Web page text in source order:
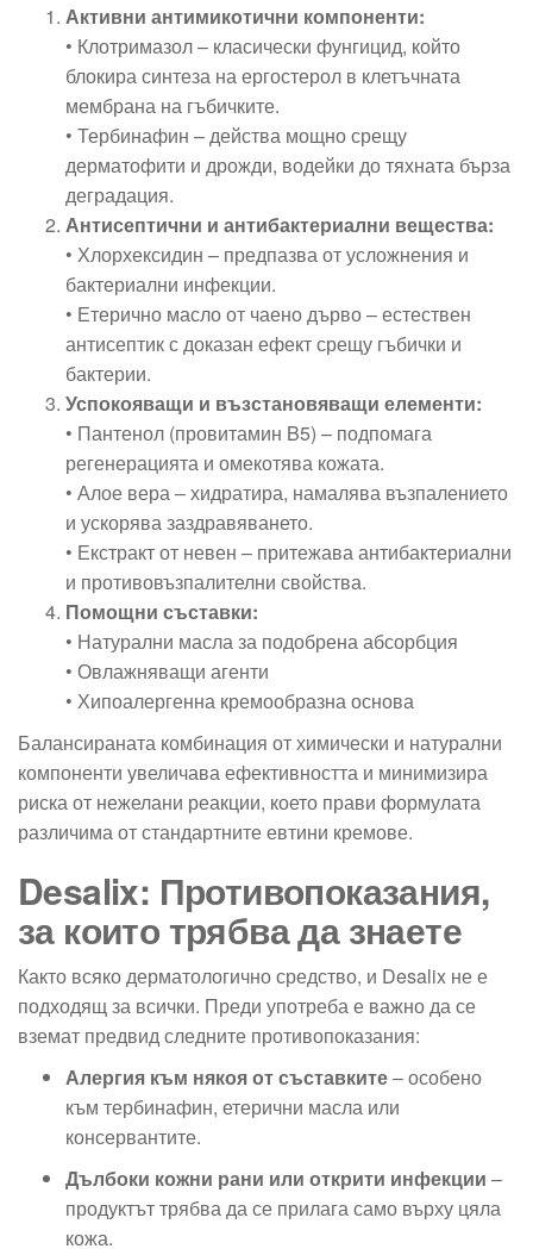
Активни антимикотични компоненти:
• Клотримазол – класически фунгицид, който
блокира синтеза на ергостерол в клетъчната
мембрана на гъбичките.
• Тербинафин – действа мощно срещу
дерматофити и дрожди, водейки до тяхната бърза
деградация.
Антисептични и антибактериални вещества:
• Хлорхексидин – предпазва от усложнения и
бактериални инфекции.
• Етерично масло от чаено дърво – естествен
антисептик с доказан ефект срещу гъбички и
бактерии.
Успокояващи и възстановяващи елементи:
• Пантенол (провитамин B5) – подпомага
регенерацията и омекотява кожата.
• Алое вера – хидратира, намалява възпалението
и ускорява заздравяването.
• Екстракт от невен – притежава антибактериални
и противовъзпалителни свойства.
Помощни съставки:
• Натурални масла за подобрена абсорбция
• Овлажняващи агенти
• Хипоалергенна кремообразна основа
Балансираната комбинация от химически и натурални
компоненти увеличава ефективността и минимизира
риска от нежелани реакции, което прави формулата
различима от стандартните евтини кремове.
Desalix: Противопоказания,
за които трябва да знаете
Както всяко дерматологично средство, и Desalix не е
подходящ за всички. Преди употреба е важно да се
вземат предвид следните противопоказания:
Алергия към някоя от съставките– особено
към тербинафин, етерични масла или
консервантите.
Дълбоки кожни рани или открити инфекции –
продуктът трябва да се прилага само върху цяла
кожа.